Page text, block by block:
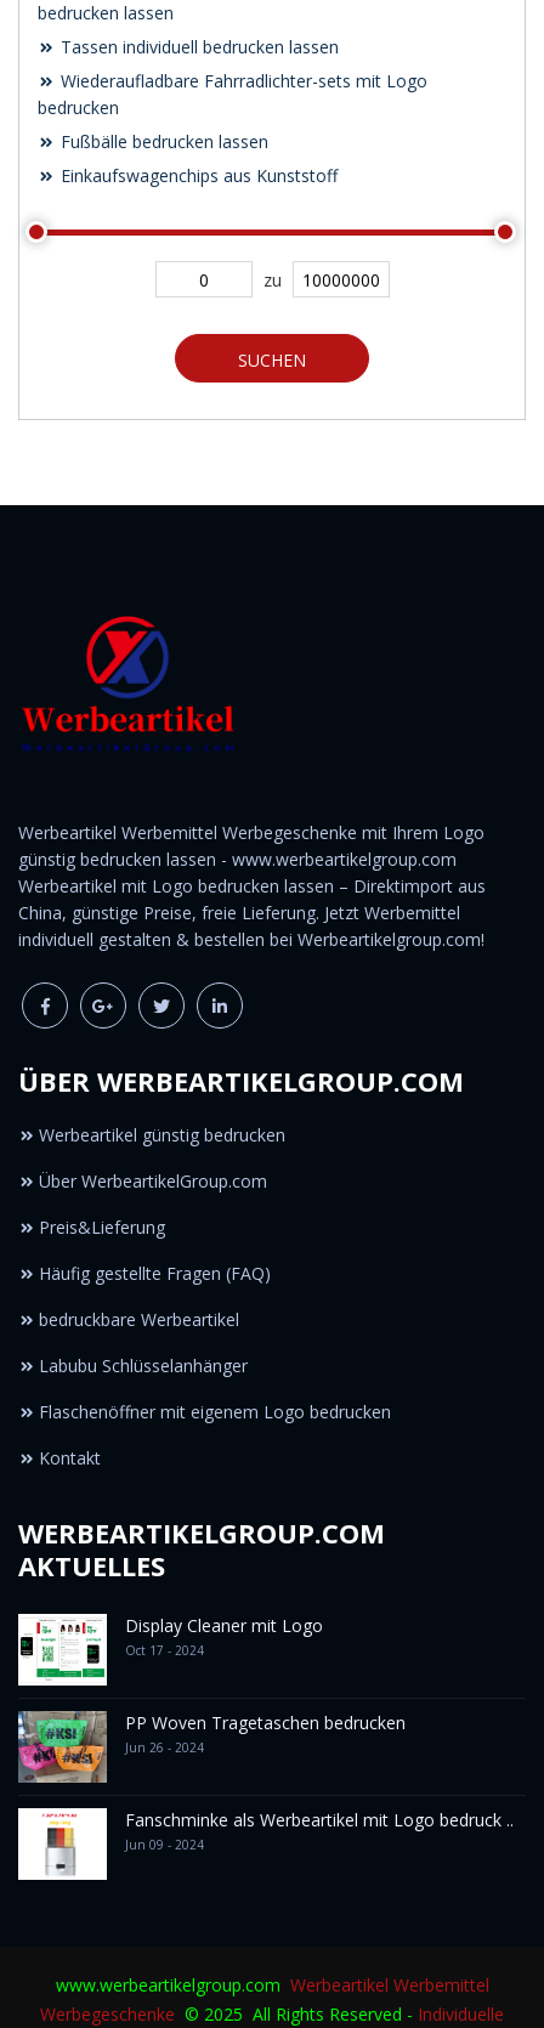
bedrucken lassen
Tassen individuell bedrucken lassen
Wiederaufladbare Fahrradlichter-sets mit Logo
bedrucken
Fußbälle bedrucken lassen
Einkaufswagenchips aus Kunststoff
zu
SUCHEN
Werbeartikel Werbemittel Werbegeschenke mit Ihrem Logo
günstig bedrucken lassen - www.werbeartikelgroup.com
Werbeartikel mit Logo bedrucken lassen – Direktimport aus
China, günstige Preise, freie Lieferung. Jetzt Werbemittel
individuell gestalten & bestellen bei Werbeartikelgroup.com!
ÜBER WERBEARTIKELGROUP.COM
Werbeartikel günstig bedrucken
Über WerbeartikelGroup.com
Preis&Lieferung
Häufig gestellte Fragen (FAQ)
bedruckbare Werbeartikel
Labubu Schlüsselanhänger
Flaschenöffner mit eigenem Logo bedrucken
Kontakt
WERBEARTIKELGROUP.COM
AKTUELLES
Display Cleaner mit Logo
Oct 17 - 2024
PP Woven Tragetaschen bedrucken
Jun 26 - 2024
Fanschminke als Werbeartikel mit Logo bedruck ..
Jun 09 - 2024
www.werbeartikelgroup.com Werbeartikel Werbemittel
Werbegeschenke © 2025 All Rights Reserved - Individuelle